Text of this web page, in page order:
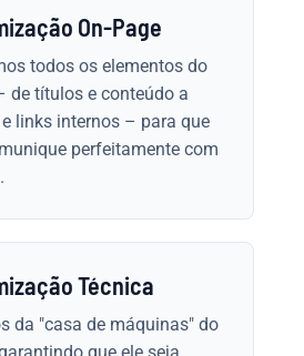
On-Page
todos os elementos do
de títulos e conteúdo a
links internos – para que
perfeitamente com
Técnica
da "casa de máquinas" do